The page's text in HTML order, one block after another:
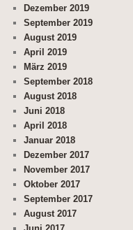
Dezember 2019
September 2019
August 2019
April 2019
März 2019
September 2018
August 2018
Juni 2018
April 2018
Januar 2018
Dezember 2017
November 2017
Oktober 2017
September 2017
August 2017